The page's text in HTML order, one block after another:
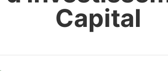
Capital